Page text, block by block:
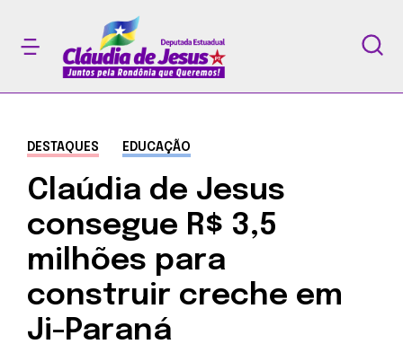
DESTAQUES EDUCAÇÃO
Claúdia de Jesus
consegue R$ 3,5
milhões para
construir creche em
Ji-Paraná